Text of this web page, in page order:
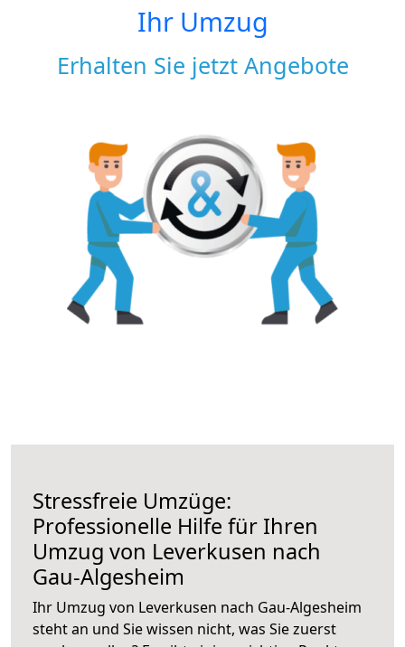
Ihr Umzug
Erhalten Sie jetzt Angebote
Stressfreie Umzüge:
Professionelle Hilfe für Ihren
Umzug von Leverkusen nach
Gau-Algesheim
Ihr Umzug von Leverkusen nach Gau-Algesheim
steht an und Sie wissen nicht, was Sie zuerst